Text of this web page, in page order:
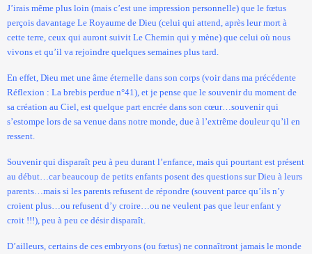
J’irais même plus loin (mais c’est une impression personnelle) que le fœtus
perçois davantage Le Royaume de Dieu (celui qui attend, après leur mort à
cette terre, ceux qui auront suivit Le Chemin qui y mène) que celui où nous
vivons et qu’il va rejoindre quelques semaines plus tard.
En effet, Dieu met une âme éternelle dans son corps (voir dans ma précédente
Réflexion : La brebis perdue n°41), et je pense que le souvenir du moment de
sa création au Ciel, est quelque part encrée dans son cœur…souvenir qui
s’estompe lors de sa venue dans notre monde, due à l’extrême douleur qu’il en
ressent.
Souvenir qui disparaît peu à peu durant l’enfance, mais qui pourtant est présent
au début…car beaucoup de petits enfants posent des questions sur Dieu à leurs
parents…mais si les parents refusent de répondre (souvent parce qu’ils n’y
croient plus…ou refusent d’y croire…ou ne veulent pas que leur enfant y
croit !!!), peu à peu ce désir disparaît.
D’ailleurs, certains de ces embryons (ou fœtus) ne connaîtront jamais le monde